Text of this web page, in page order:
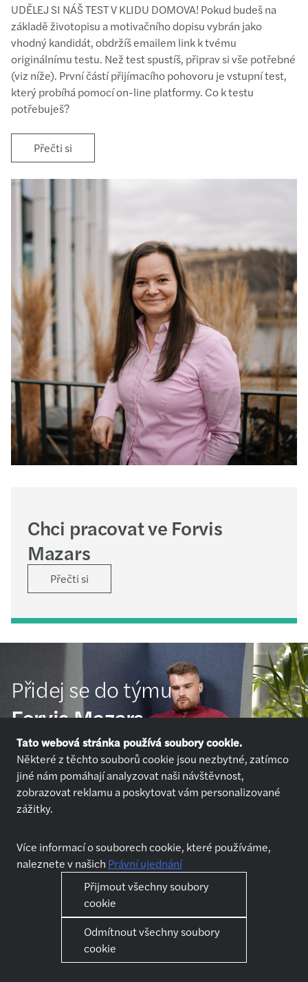
UDĚLEJ SI NÁŠ TEST V KLIDU DOMOVA! Pokud budeš na
základě životopisu a motivačního dopisu vybrán jako
vhodný kandidát, obdržíš emailem link k tvému
originálnímu testu. Než test spustíš, připrav si vše potřebné
(viz níže). První částí přijímacího pohovoru je vstupní test,
který probíhá pomocí on-line platformy. Co k testu
potřebuješ?
Přečti si
Chci pracovat ve Forvis
Mazars
Přečti si
Přidej se do týmu
Forvis Mazars
Přihlásit se
Chci pracovat
Jak se připravit na pohovor
Kdo jsme
Jak se připravit na pohovor
Tato webová stránka používá soubory cookie.
Některé z těchto souborů cookie jsou nezbytné, zatímco
jiné nám pomáhají analyzovat naši návštěvnost,
zobrazovat reklamu a poskytovat vám personalizované
zážitky.
Více informací o souborech cookie, které používáme,
naleznete v našich Právní ujednání
Přijmout všechny soubory
cookie
Odmítnout všechny soubory
cookie